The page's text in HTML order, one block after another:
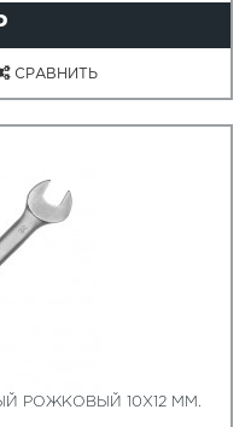
СРАВНИТЬ
РОЖКОВЫЙ 10Х12 ММ.